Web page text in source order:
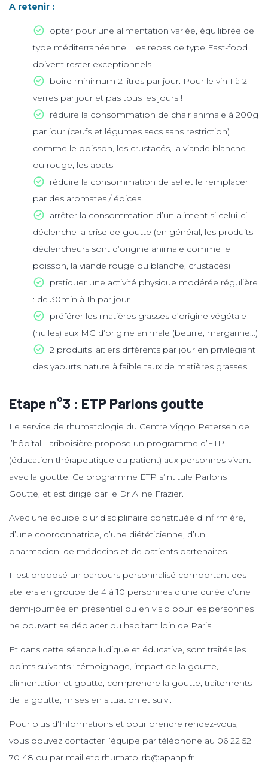
A retenir :
opter pour une alimentation variée, équilibrée de
type méditerranéenne. Les repas de type Fast-food
doivent rester exceptionnels
boire minimum 2 litres par jour. Pour le vin 1 à 2
verres par jour et pas tous les jours !
réduire la consommation de chair animale à 200g
par jour (œufs et légumes secs sans restriction)
comme le poisson, les crustacés, la viande blanche
ou rouge, les abats
réduire la consommation de sel et le remplacer
par des aromates / épices
arrêter la consommation d’un aliment si celui-ci
déclenche la crise de goutte (en général, les produits
déclencheurs sont d’origine animale comme le
poisson, la viande rouge ou blanche, crustacés)
pratiquer une activité physique modérée régulière
: de 30min à 1h par jour
préférer les matières grasses d’origine végétale
(huiles) aux MG d’origine animale (beurre, margarine…)
2 produits laitiers différents par jour en privilégiant
des yaourts nature à faible taux de matières grasses
Etape n°3 : ETP Parlons goutte
Le service de rhumatologie du Centre Viggo Petersen de
l’hôpital Lariboisière propose un programme d’ETP
(éducation thérapeutique du patient) aux personnes vivant
avec la goutte. Ce programme ETP s’intitule Parlons
Goutte, et est dirigé par le Dr Aline Frazier.
Avec une équipe pluridisciplinaire constituée d’infirmière,
d’une coordonnatrice, d’une diététicienne, d’un
pharmacien, de médecins et de patients partenaires.
Il est proposé un parcours personnalisé comportant des
ateliers en groupe de 4 à 10 personnes d’une durée d’une
demi-journée en présentiel ou en visio pour les personnes
ne pouvant se déplacer ou habitant loin de Paris.
Et dans cette séance ludique et éducative, sont traités les
points suivants : témoignage, impact de la goutte,
alimentation et goutte, comprendre la goutte, traitements
de la goutte, mises en situation et suivi.
Pour plus d’Informations et pour prendre rendez-vous,
vous pouvez contacter l’équipe par téléphone au 06 22 52
70 48 ou par mail etp.rhumato.lrb@apahp.fr